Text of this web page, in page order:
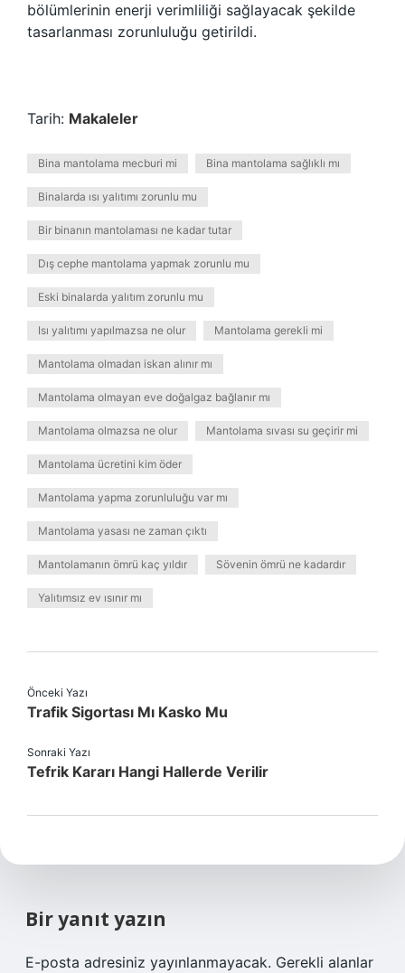
bölümlerinin enerji verimliliği sağlayacak şekilde
tasarlanması zorunluluğu getirildi.
Tarih: Makaleler
Bina mantolama mecburi mi Bina mantolama sağlıklı mı
Binalarda ısı yalıtımı zorunlu mu
Bir binanın mantolaması ne kadar tutar
Dış cephe mantolama yapmak zorunlu mu
Eski binalarda yalıtım zorunlu mu
Isı yalıtımı yapılmazsa ne olur Mantolama gerekli mi
Mantolama olmadan iskan alınır mı
Mantolama olmayan eve doğalgaz bağlanır mı
Mantolama olmazsa ne olur Mantolama sıvası su geçirir mi
Mantolama ücretini kim öder
Mantolama yapma zorunluluğu var mı
Mantolama yasası ne zaman çıktı
Mantolamanın ömrü kaç yıldır Sövenin ömrü ne kadardır
Yalıtımsız ev ısınır mı
Önceki Yazı
Trafik Sigortası Mı Kasko Mu
Sonraki Yazı
Tefrik Kararı Hangi Hallerde Verilir
Bir yanıt yazın
E-posta adresiniz yayınlanmayacak. Gerekli alanlar